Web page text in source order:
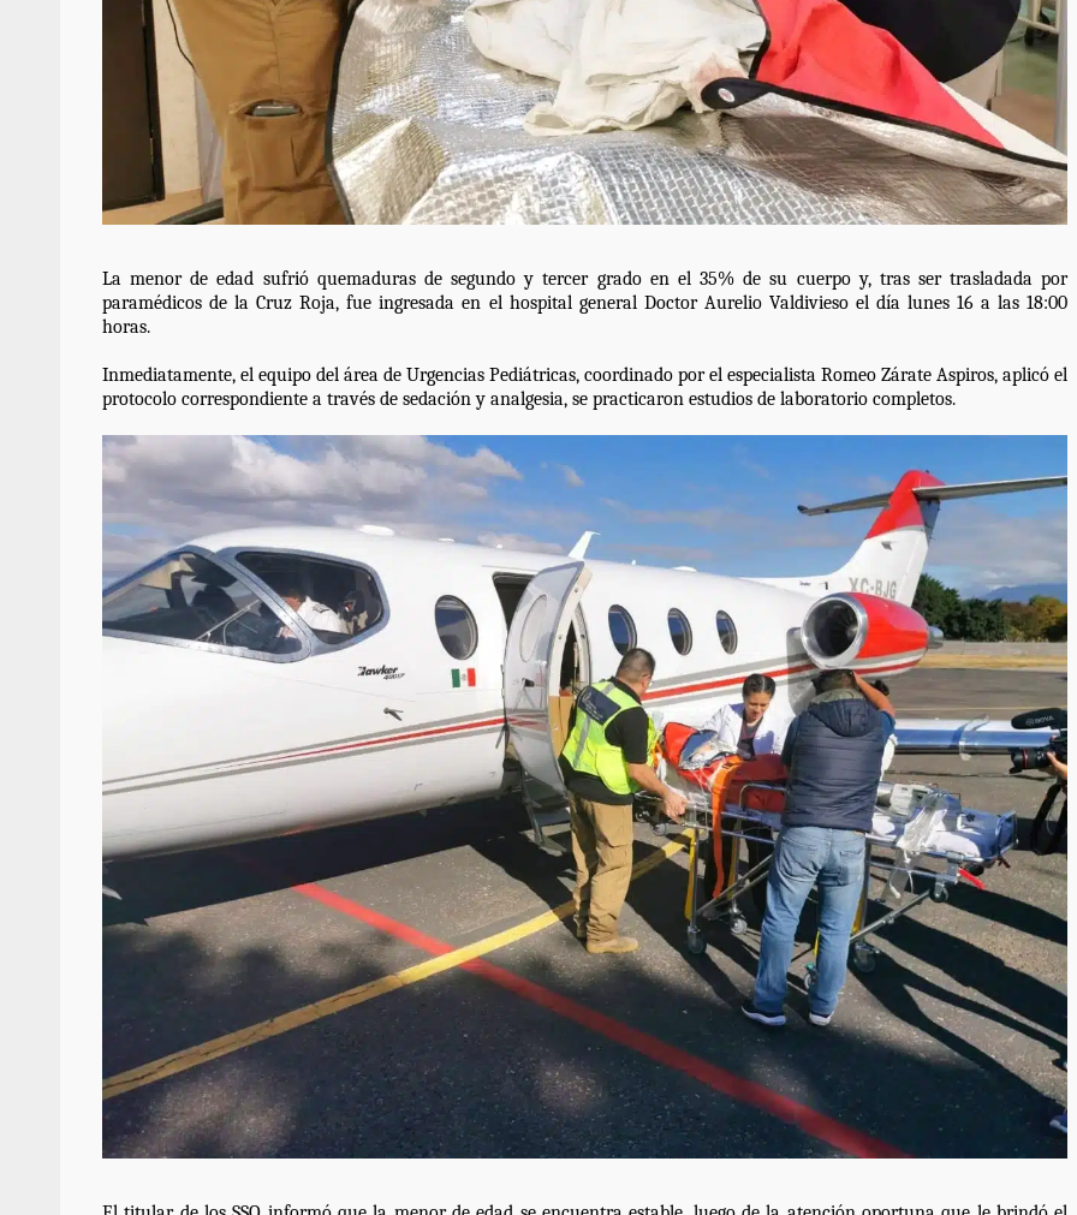
La menor de edad sufrió quemaduras de segundo y tercer grado en el 35% de su cuerpo y, tras ser trasladada por
paramédicos de la Cruz Roja, fue ingresada en el hospital general Doctor Aurelio Valdivieso el día lunes 16 a las 18:00
horas.
Inmediatamente, el equipo del área de Urgencias Pediátricas, coordinado por el especialista Romeo Zárate Aspiros, aplicó el
protocolo correspondiente a través de sedación y analgesia, se practicaron estudios de laboratorio completos.
admin 17 octubre 2024 admin 22 junio 2026
violencia y auxilia a empleada en la
zona de Módulos del Mercado de
admin 27 enero 2026
Secretaría de Gobierno refuerza
presencia institucional en San Juan
admin 20 julio 2026